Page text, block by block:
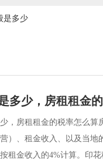
是多少
多少，房租租金
，房租租金的税率怎么
）、租金收入、以及当地
租金收入的4%计算。印